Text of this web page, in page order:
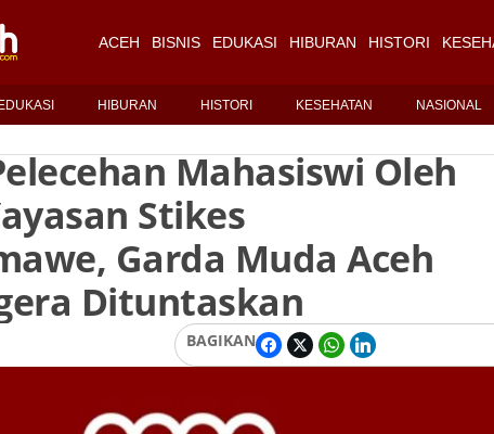
ACEH BISNIS EDUKASI HIBURAN HISTORI
HIBURAN HISTORI KESEHATAN NASIONAL
Mahasiswi Oleh
Stikes
Garda Muda Aceh
Dituntaskan
BAGIKAN